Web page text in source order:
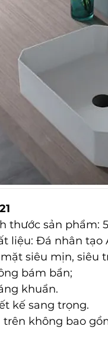
thước sản phẩm:
liệu: Đá nhân tạo
siêu mịn, siêu
bám bẩn;
khuẩn.
kế sang trọng.
trên không bao